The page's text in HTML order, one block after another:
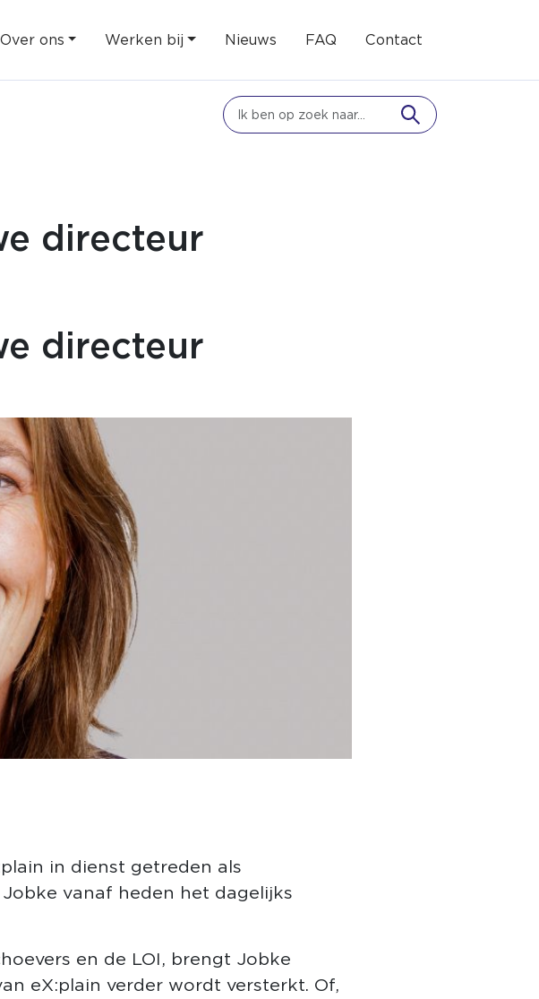
Over ons Werken bij Nieuws FAQ Contact
directeur
directeur
in dienst getreden als
vanaf heden het dagelijks
en de LOI, brengt Jobke
eX:plain verder wordt versterkt. Of,